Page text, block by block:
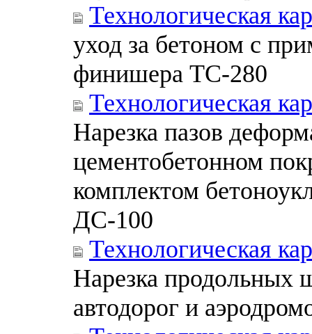
Технологическая
уход за бетоном с
финишера ТС-280
Технологическая
Нарезка пазов
цементобетонном
комплектом
ДС-100
Технологическая
Нарезка продольных
автодорог и